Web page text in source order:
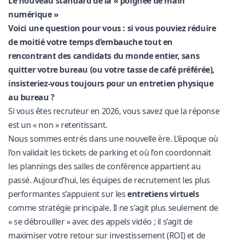
numérique »
Voici une question pour vous : si vous pouviez réduire
de moitié votre temps d’embauche tout en
rencontrant des candidats du monde entier, sans
quitter votre bureau (ou votre tasse de café préférée),
insisteriez-vous toujours pour un entretien physique
au bureau ?
Si vous êtes recruteur en 2026, vous savez que la réponse
est un « non » retentissant.
Nous sommes entrés dans une nouvelle ère. L’époque où
l’on validait les tickets de parking et où l’on coordonnait
les plannings des salles de conférence appartient au
passé. Aujourd’hui, les équipes de recrutement les plus
performantes s’appuient sur lesentretiens virtuels
comme stratégie principale. Il ne s’agit plus seulement de
« se débrouiller » avec des appels vidéo ; il s’agit de
maximiser votre retour sur investissement (ROI) et de